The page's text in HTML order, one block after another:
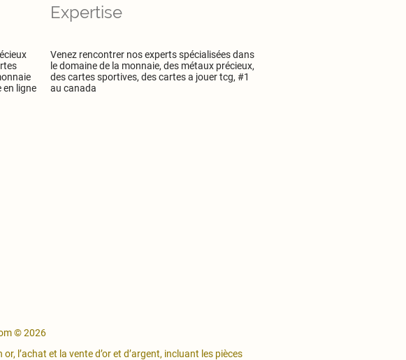
en ligne
Expertise
Venez rencontrer nos experts spécialisées dans
le domaine de la monnaie, des métaux précieux,
des cartes sportives, des cartes a jouer tcg, #1
au canada
© 2026
l’achat et la vente d’or et d’argent, incluant les pièces